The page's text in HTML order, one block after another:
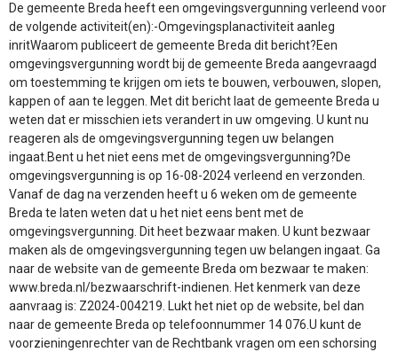
De gemeente Breda heeft een omgevingsvergunning verleend voor
de volgende activiteit(en):-Omgevingsplanactiviteit aanleg
inritWaarom publiceert de gemeente Breda dit bericht?Een
omgevingsvergunning wordt bij de gemeente Breda aangevraagd
om toestemming te krijgen om iets te bouwen, verbouwen, slopen,
kappen of aan te leggen. Met dit bericht laat de gemeente Breda u
weten dat er misschien iets verandert in uw omgeving. U kunt nu
reageren als de omgevingsvergunning tegen uw belangen
ingaat.Bent u het niet eens met de omgevingsvergunning?De
omgevingsvergunning is op 16-08-2024 verleend en verzonden.
Vanaf de dag na verzenden heeft u 6 weken om de gemeente
Breda te laten weten dat u het niet eens bent met de
omgevingsvergunning. Dit heet bezwaar maken. U kunt bezwaar
maken als de omgevingsvergunning tegen uw belangen ingaat. Ga
naar de website van de gemeente Breda om bezwaar te maken:
www.breda.nl/bezwaarschrift-indienen. Het kenmerk van deze
aanvraag is: Z2024-004219. Lukt het niet op de website, bel dan
naar de gemeente Breda op telefoonnummer 14 076.U kunt de
voorzieningenrechter van de Rechtbank vragen om een schorsing